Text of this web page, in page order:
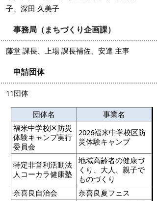
子、深田 久美子
事務局（まちづくり企画課）
藤堂 課長、上場 課長補佐、安達 主事
申請団体
11団体
団体名
事業名
福米中学校区防災
体験キャンプ実行
委員会
2026福米中学校区防
災体験キャンプ
特定非営利活動法
人コーカラ健康塾
地域高齢者の健康づ
くり、大人、親子で
ものづくり
奈喜良自治会
奈喜良夏フェス